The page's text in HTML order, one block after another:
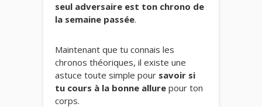
seul adversaire est ton chrono de
la semaine passée.
Maintenant que tu connais les
chronos théoriques, il existe une
astuce toute simple pour savoir si
tu cours à la bonne allure pour ton
corps.